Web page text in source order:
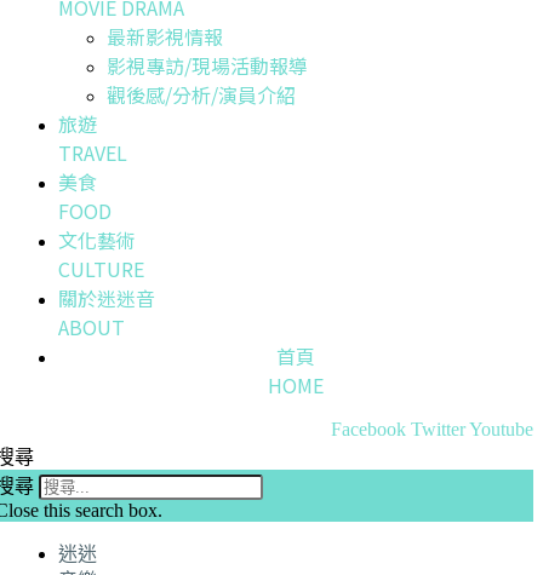
MOVIE DRAMA
最新影視情報
影視專訪/現場活動報導
觀後感/分析/演員介紹
旅遊
TRAVEL
美食
FOOD
文化藝術
CULTURE
關於迷迷音
ABOUT
首頁
HOME
Facebook TwitterYoutube
尋
尋
this search box.
迷迷